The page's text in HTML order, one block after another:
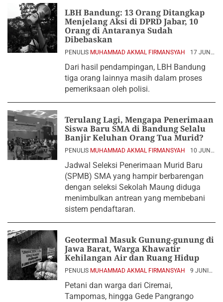
LBH Bandung: 13 Orang Ditangkap
Menjelang Aksi di DPRD Jabar, 10
Orang di Antaranya Sudah
Dibebaskan
PENULIS MUHAMMAD AKMAL FIRMANSYAH
17 JUNI
Dari hasil pendampingan, LBH Bandung
tiga orang lainnya masih dalam proses
pemeriksaan oleh polisi.
Terulang Lagi, Mengapa Penerimaan
Siswa Baru SMA di Bandung Selalu
Banjir Keluhan Orang Tua Murid?
PENULIS MUHAMMAD AKMAL FIRMANSYAH
10 JUNI
Jadwal Seleksi Penerimaan Murid Baru
(SPMB) SMA yang hampir berbarengan
dengan seleksi Sekolah Maung diduga
menimbulkan antrean yang membebani
sistem pendaftaran.
Geotermal Masuk Gunung-gunung di
Jawa Barat, Warga Khawatir
Kehilangan Air dan Ruang Hidup
PENULIS MUHAMMAD AKMAL FIRMANSYAH
9 JUNI
Petani dan warga dari Ciremai,
Tampomas, hingga Gede Pangrango